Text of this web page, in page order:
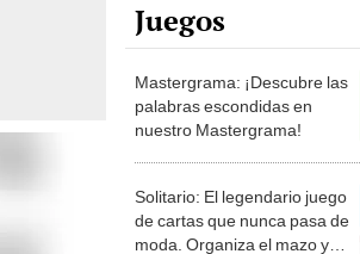
Juegos
Mastergrama: ¡Descubre las
palabras escondidas en
nuestro Mastergrama!
Solitario: El legendario juego
de cartas que nunca pasa de
moda. Organiza el mazo y